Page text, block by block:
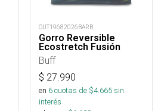
OUT19682026BARB
Gorro Reversible
Ecostretch Fusión
Buff
$ 27.990
en 6cuotas de $4.665sin
interés